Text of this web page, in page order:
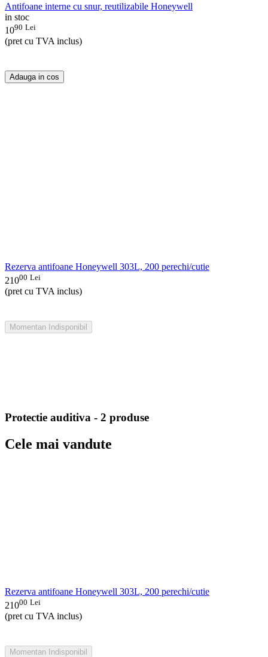
Antifoane interne cu snur, reutilizabile Honeywell
in stoc
1090 Lei
(pret cu TVA inclus)
Adauga in cos
Rezerva antifoane Honeywell 303L, 200 perechi/cutie
21000 Lei
(pret cu TVA inclus)
Momentan Indisponibil
Protectie auditiva - 2 produse
Cele mai vandute
Rezerva antifoane Honeywell 303L, 200 perechi/cutie
21000 Lei
(pret cu TVA inclus)
Momentan Indisponibil